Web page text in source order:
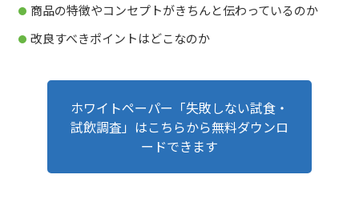
商品の特徴やコンセプトがきちんと伝わっているのか
改良すべきポイントはどこなのか
ホワイトペーパー「失敗しない試食・
試飲調査」はこちらから無料ダウンロ
ードできます